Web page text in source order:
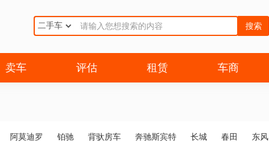
搜索
卖车 评估 租赁 车商
阿莫迪罗 铂驰 背驮房车 奔驰斯宾特 长城 春田 东风